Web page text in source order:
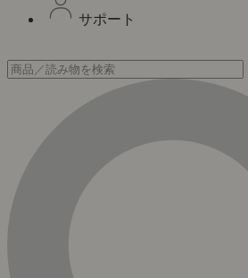
サポート